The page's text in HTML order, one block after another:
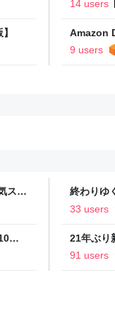
14 users
Amazon
ートする
9 users
スキ
央
終わりゆ
ること【
33 users
年
21年ぶり
ついて作
91 users